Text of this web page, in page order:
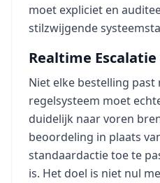
moet expliciet en
stilzwijgende
Realtime Escalatie
Niet elke bestelling past
regelsysteem moet
duidelijk naar voren
beoordeling in plaats
standaardactie toe te
is. Het doel is niet nul